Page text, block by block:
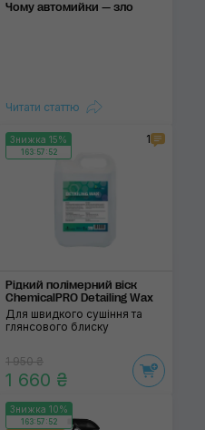
Чому автомийки — зло
Читати статтю
Знижка 15%
163:57:52
1
Рідкий полімерний віск
ChemicalPRO Detailing Wax
Для швидкого сушіння та
глянсового блиску
1 950 ₴
1 660 ₴
Знижка 10%
163:57:52